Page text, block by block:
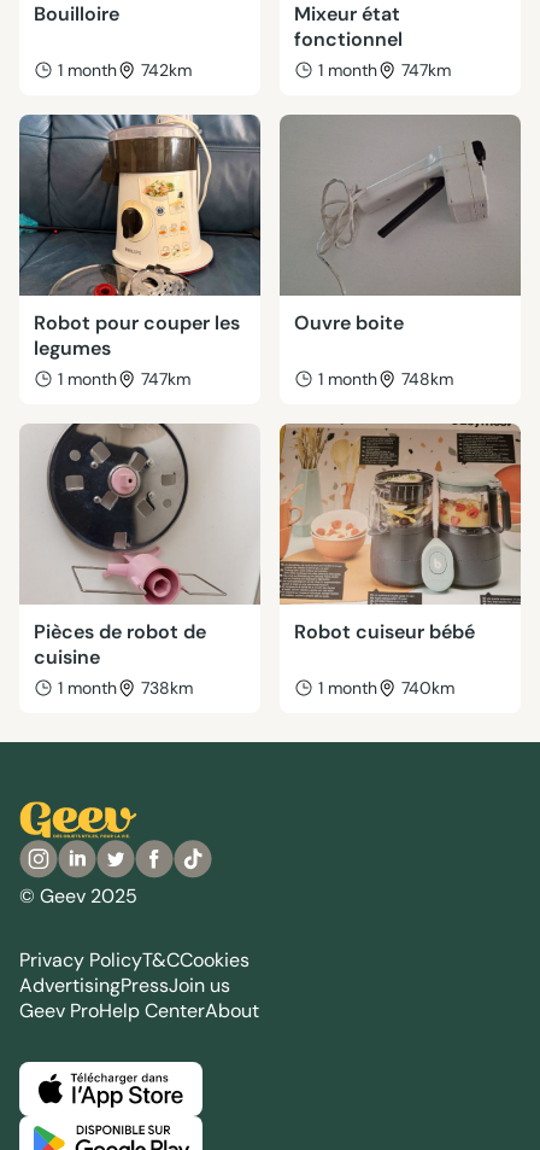
Bouilloire
1 month 742km
Mixeur état
fonctionnel
1 month 747km
Robot pour couper les
legumes
1 month 747km
Ouvre boite
1 month 748km
Pièces de robot de
cuisine
1 month 738km
Robot cuiseur bébé
1 month 740km
© Geev 2025
Privacy PolicyT&CCookies
AdvertisingPressJoin us
Geev ProHelp CenterAbout